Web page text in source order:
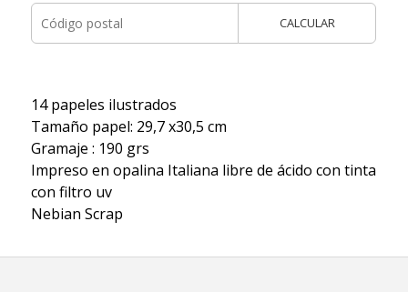
CALCULAR
14 papeles ilustrados
Tamaño papel: 29,7 x30,5 cm
Gramaje : 190 grs
Impreso en opalina Italiana libre de ácido con tinta
con filtro uv
Nebian Scrap